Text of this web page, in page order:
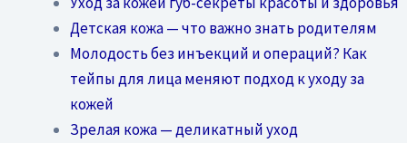
Детская кожа — что важно знать родителям
Молодость без инъекций и операций? Как
тейпы для лица меняют подход к уходу за
кожей
Зрелая кожа — деликатный уход